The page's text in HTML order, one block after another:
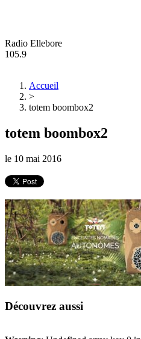
Radio Ellebore
105.9
Accueil
>
totem boombox2
totem boombox2
le 10 mai 2016
Découvrez aussi